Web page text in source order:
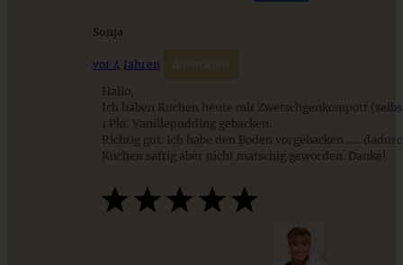
Saftiger Haselnuss-Apfelkuchen mit knusprigen Nuss-
Sonja
vor 4 Jahren Antworten
Hallo,
Ich haben Kuchen heute mit Zwetschgenkompott
1 Pkt. Vanillepudding gebacken.
Richtig gut. Ich habe den Boden vorgebacken …..
Kuchen saftig aber nicht matschig geworden. Danke!